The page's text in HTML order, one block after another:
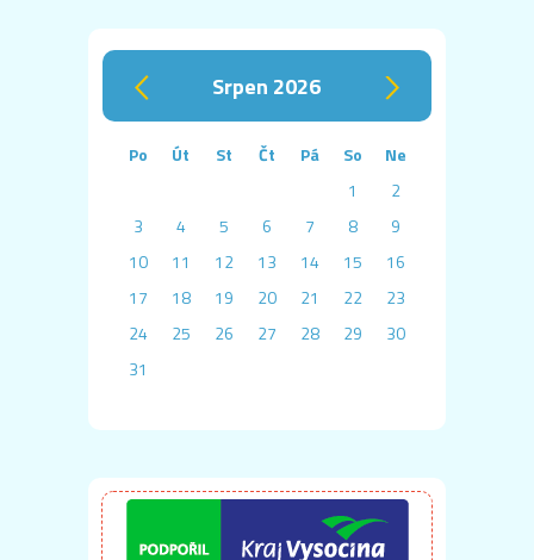
‹ srpen 2026 ›
Po Út St Čt Pá So
Ne
1
2
3
4 5 6 7 8
9
10
11 12 13 14 15
16
17
18 19 20 21 22
23
24
25 26 27 28 29
30
31